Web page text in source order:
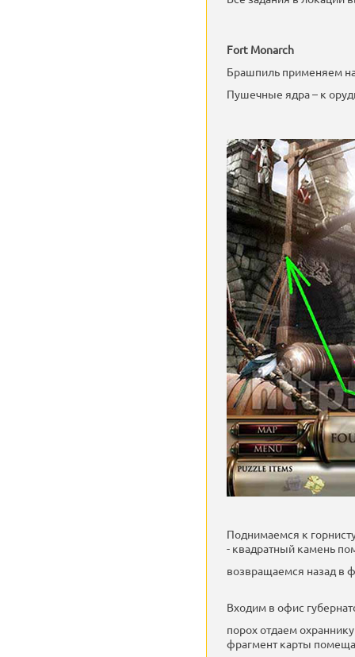
Fort Monarch
Брашпиль применяем
Пушечные ядра – к
Поднимаемся к
- квадратный камень
возвращаемся назад в
Входим в офис
порох отдаем охраннику
фрагмент карты